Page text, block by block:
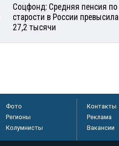
Соцфонд: Средняя пенсия по
старости в России превысила
27,2 тысячи
Фото
Регионы
Колумнисты
Контакты
Реклама
Вакансии